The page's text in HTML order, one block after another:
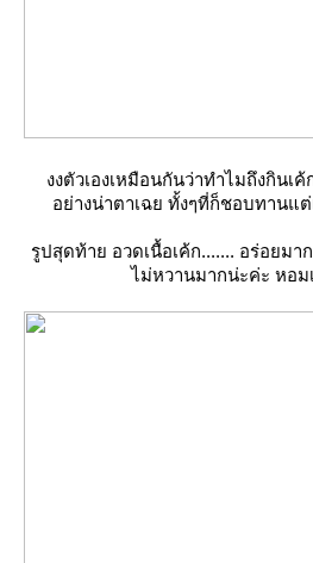
งงตัวเองเหมือนกันว่าทำไมถึงกินเ
อย่างน่าตาเฉย ทั้งๆที่ก็ชอบทานแ
รูปสุดท้าย อวดเนื้อเค้ก....... อร่อยม
ไม่หวานมากน่ะค่ะ หอม